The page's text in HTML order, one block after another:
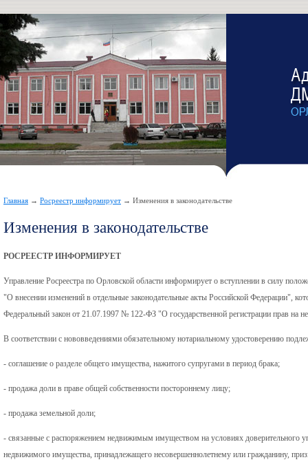
Главная → Росреестр информирует → Изменения в законодательстве
Изменения в законодательстве
РОСРЕЕСТР ИНФОРМИРУЕТ
Управление Росреестра по Орловской области информирует о вступлении в силу
"О внесении изменений в отдельные законодательные акты Российской Федерации",
Федеральный закон от 21.07.1997 № 122-ФЗ "О государственной регистрации прав на
В соответствии с нововведениями обязательному нотариальному удостоверению
- соглашение о разделе общего имущества, нажитого супругами в период брака;
- продажа доли в праве общей собственности постороннему лицу;
- продажа земельной доли;
- связанные с распоряжением недвижимым имуществом на условиях доверительного
недвижимого имущества, принадлежащего несовершеннолетнему или гражданину,